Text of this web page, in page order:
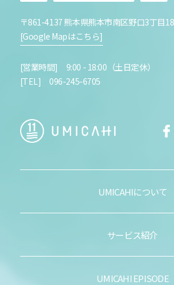
〒861-4137 熊本県熊本市南区野口3丁目
[Google Mapはこちら]
[営業時間] 9:00 - 18:00（土日定休）
[TEL] 096-245-6705
UMICAHIについて
サービス紹介
UMICAHI EPISODE